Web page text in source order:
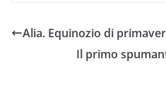
Alia. Equinozio di
Il primo